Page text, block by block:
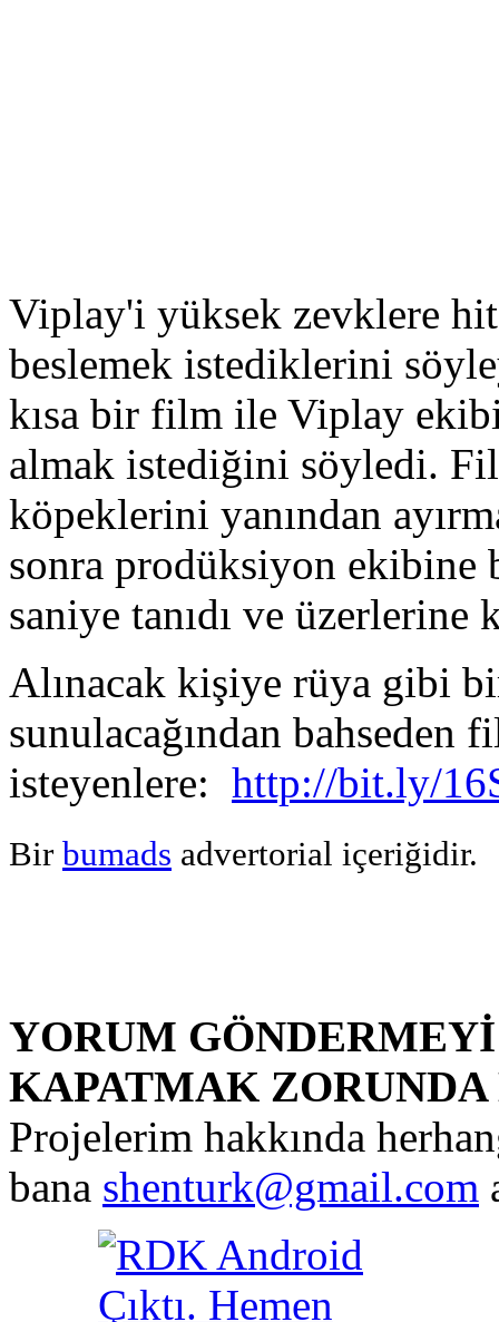
Viplay'i yüksek zevklere
beslemek istediklerini
kısa bir film ile Viplay
almak istediğini söyledi.
köpeklerini yanından
sonra prodüksiyon ekibine
saniye tanıdı ve üzerlerine
Alınacak kişiye rüya gibi
sunulacağından bahseden
isteyenlere: http://bit.ly/
Bir bumads advertorial içeriğidir.
YORUM
KAPATMAK
Projelerim hakkında
bana shenturk@gmail.com